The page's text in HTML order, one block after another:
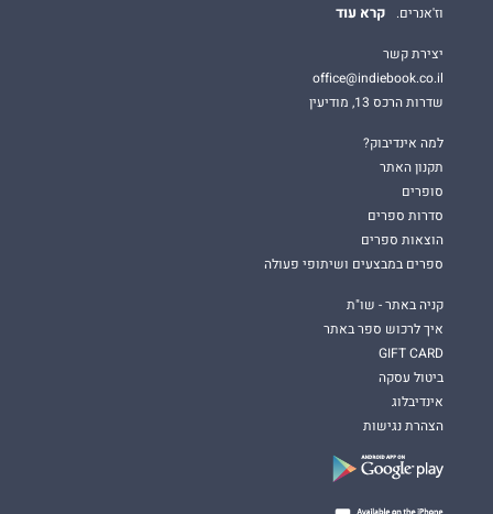
וז'אנרים.
קרא עוד
יצירת קשר
office@indiebook.co.il
שדרות הרכס 13, מודיעין
למה אינדיבוק?
תקנון האתר
סופרים
סדרות ספרים
הוצאות ספרים
ספרים במבצעים ושיתופי פעולה
קניה באתר - שו"ת
איך לרכוש ספר באתר
GIFT CARD
ביטול עסקה
אינדיבלוג
הצהרת נגישות